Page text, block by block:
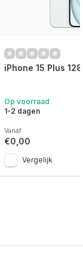
iPhone 15 Plus
Op voorraad
1-2 dagen
Vanaf
€0,00
Vergelijk